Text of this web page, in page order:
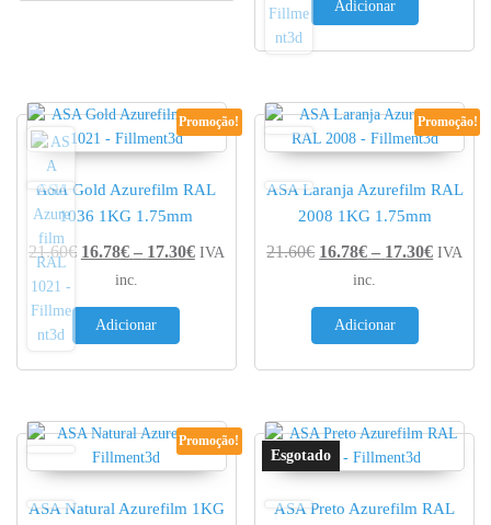
Adicionar
Promoção!
ASA Gold Azurefilm RAL
1036 1KG 1.75mm
21.60€ 16.78€ – 17.30€Price range: 16.78€ through 17.30€
IVA
inc.
Adicionar
Promoção!
ASA Laranja Azurefilm RAL
2008 1KG 1.75mm
21.60€ 16.78€ – 17.30€Price
IVA
inc.
Adicionar
Promoção!
ASA Natural Azurefilm 1KG
ASA Preto Azurefilm RAL